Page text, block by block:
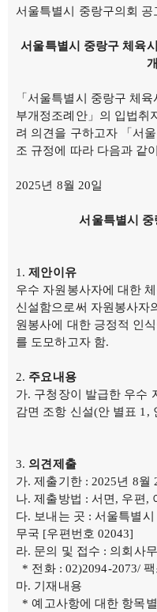
서울특별시 중랑구의회 공
서울특별시 중랑구 체육
「서울특별시 중랑구 체
부개정조례안」의 입법취
려 의견을 구하고자 「서
조 규정에 따라 다음과 같
2025년 8월 20일
서울특별시 중
제안이유
우수 자원봉사자에 대한
신설함으로써 자원봉사자
원봉사에 대한 긍정적 인
를 도모하고자 함.
주요내용
가. 구청장이 발급한 우수
감면 조항 신설(안 별표 1,
의견제출
가. 제출기한 : 2025년 8월
나. 제출방법 : 서면, 우편,
다. 보내는 곳 : 서울특별
무국 [우편번호 02043]
라. 문의 및 접수 : 의회사
* 전화 : 02)2094-2073/
마. 기재내용
* 예고사항에 대한 항목